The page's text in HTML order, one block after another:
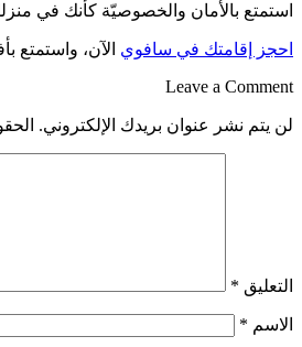
استمتع بالأمان والخصوصيّة كأنك في
احجز إقامتك في سافوي الآن، واستمتع
Leave a Comment
لن يتم نشر عنوان بريدك الإلكتروني.
التعليق *
الاسم *